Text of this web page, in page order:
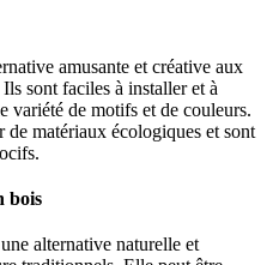
amusante et créative aux
sont faciles à installer et à
variété de motifs et de couleurs.
matériaux écologiques et sont
bois
alternative naturelle et